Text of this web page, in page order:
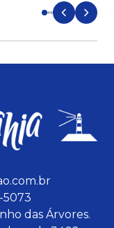
5073
das Árvores.